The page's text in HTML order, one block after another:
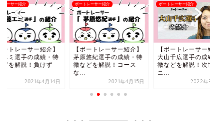
レーサー紹介
ートレーサー紹介】
エミ選手の成績・特
どを解説！負けず
2021年4月14日
ボートレーサー紹介
【ボートレーサー紹介】
茅原悠紀選手の成績・特
徴などを解説！コース
な...
2021年4月15日
ボートレーサー紹介
【ボートレーサー紹
大山千広選手の成績
徴などを解説！次世
ニ...
2022年9